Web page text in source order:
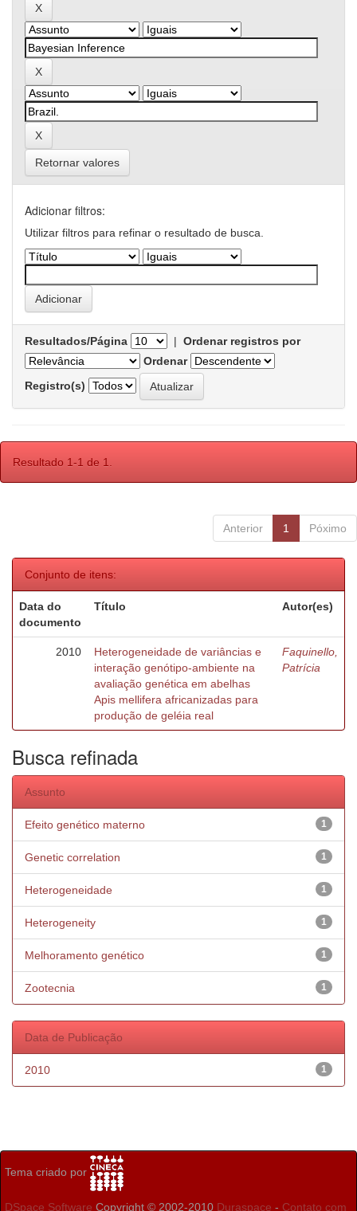
Retornar valores
Adicionar filtros:
Utilizar filtros para refinar o resultado de busca.
Resultados/Página | Ordenar registros por
Ordenar
Registro(s)
Resultado 1-1 de 1.
Anterior 1 Póximo
Conjunto de itens:
Data do
documento
Título Autor(es)
2010
Heterogeneidade de variâncias e
interação genótipo-ambiente na
avaliação genética em abelhas
Apis mellifera africanizadas para
produção de geléia real
Faquinello,
Patrícia
Busca refinada
Assunto
1
Efeito genético materno
1
Genetic correlation
1
Heterogeneidade
1
Heterogeneity
1
Melhoramento genético
1
Zootecnia
Data de Publicação
1
2010
Tema criado por
DSpace Software Copyright © 2002-2010 Duraspace - Contato com